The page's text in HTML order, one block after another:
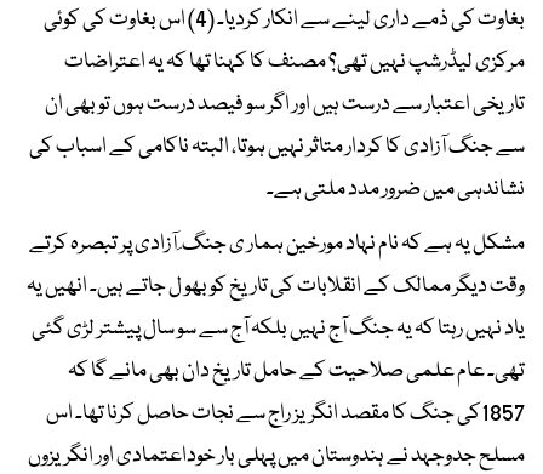
بغاوت کی ذمے داری لینے سے انکار کردیا۔ (4) اس بغاوت کی کوئی
مرکزی لیڈرشپ نہیں تھی؟ مصنف کا کہنا تھا کہ یہ اعتراضات
تاریخی اعتبار سے درست ہیں اور اگر سو فیصد درست ہوں تو بھی ان
سے جنگ آزادی کا کردار متاثر نہیں ہوتا، البتہ ناکامی کے اسباب کی
نشاندہی میں ضرور مدد ملتی ہے۔
مشکل یہ ہے کہ نام نہاد مورخین ہمار ی جنگ ِ آزادی پر تبصرہ کرتے
وقت دیگر ممالک کے انقلابات کی تاریخ کو بھو ل جاتے ہیں۔ انھیں یہ
یاد نہیں رہتا کہ یہ جنگ آج نہیں بلکہ آج سے سو سال پیشتر لڑی گئی
تھی۔ عام علمی صلاحیت کے حامل تاریخ دان بھی مانے گا کہ
1857کی جنگ کا مقصد انگریز راج سے نجات حاصل کرنا تھا۔ اس
مسلح جدوجہد نے ہندوستان میں پہلی بار خوداعتمادی اور انگریزوں